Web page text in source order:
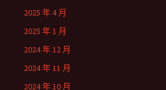
2025 年 4 月
2025 年 1 月
2024 年 12 月
2024 年 11 月
2024 年 10 月